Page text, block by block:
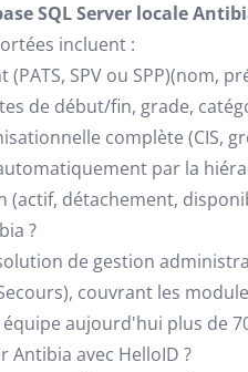
SQL Server locale
incluent :
(PATS, SPV ou SPP)(nom,
de début/fin, grade,
complète (CIS,
par la
(actif, détachement,
?
de gestion
couvrant les
aujourd'hui plus de
Antibia avec HelloID ?